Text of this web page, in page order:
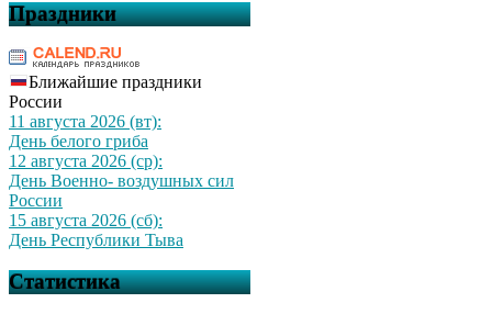
Праздники
Ближайшие праздники
России
11 августа 2026 (вт):
День белого гриба
12 августа 2026 (ср):
День Военно- воздушных сил
России
15 августа 2026 (сб):
День Республики Тыва
Статистика